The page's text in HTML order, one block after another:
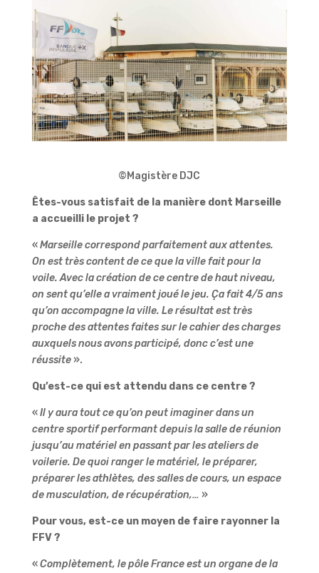
©Magistère DJC
Êtes-vous satisfait de la manière dont Marseille
a accueilli le projet ?
«Marseille correspond parfaitement aux attentes.
On est très content de ce que la ville fait pour la
voile. Avec la création de ce centre de haut niveau,
on sent qu’elle a vraiment joué le jeu. Ça fait 4/5 ans
qu’on accompagne la ville. Le résultat est très
proche des attentes faites sur le cahier des charges
auxquels nous avons participé, donc c’est une
réussite».
Qu’est-ce qui est attendu dans ce centre ?
«Il y aura tout ce qu’on peut imaginer dans un
centre sportif performant depuis la salle de réunion
jusqu’au matériel en passant par les ateliers de
voilerie. De quoi ranger le matériel, le préparer,
préparer les athlètes, des salles de cours, un espace
de musculation, de récupération,… »
Pour vous, est-ce un moyen de faire rayonner la
FFV ?
«Complètement, le pôle France est un organe de la